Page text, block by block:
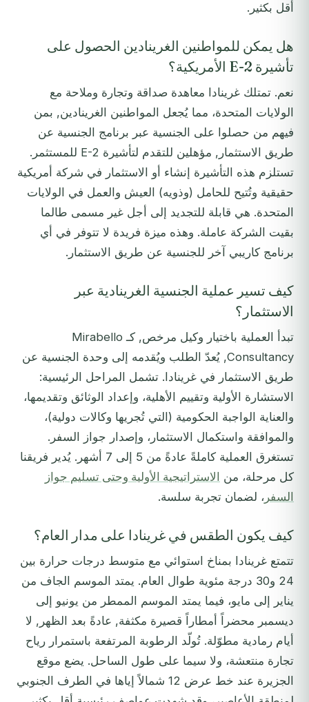
أقل بكثير.
هل يمكن للمواطنين الغرينادين الحصول على
تأشيرة E-2 الأمريكية؟
نعم. تمتلك غرينادا معاهدة صداقة وتجارة وملاحة مع
الولايات المتحدة، مما يُجعل المواطنين الغرينادين, بمن
فيهم من حصلوا على الجنسية عبر برنامج الجنسية عن
طريق الاستثمار, مؤهلين للتقدم لتأشيرة E-2 للمستثمر.
تستلزم هذه التأشيرة إنشاء أو الاستثمار في شركة أمريكية
حقيقية وتُتيح للحامل (وذويه) العيش والعمل في الولايات
المتحدة. هي قابلة للتجديد إلى أجل غير مسمى طالما
بقيت الشركة عاملة. وهذه ميزة فريدة لا تتوفر في أي
برنامج كاريبي آخر للجنسية عن طريق الاستثمار.
كيف تسير عملية الجنسية الغرينادية عبر
الاستثمار؟
تبدأ العملية باختيار وكيل مرخص, كـ Mirabello
Consultancy, يُعدّ الطلب ويُقدمه إلى وحدة الجنسية عن
طريق الاستثمار في غرينادا. تشمل المراحل الرئيسية:
الاستشارة الأولية وتقييم الأهلية، وإعداد الوثائق وتقديمها،
والعناية الواجبة الحكومية (التي تُجريها وكالات دولية)،
والموافقة واستكمال الاستثمار، وإصدار جواز السفر.
تستغرق العملية كاملةً عادةً من 5 إلى 7 أشهر. يُدير فريقنا
كل مرحلة، من
الاستراتيجية الأولية وحتى تسليم جواز
السفر ، لضمان تجربة سلسة.
كيف يكون الطقس في غرينادا على مدار العام؟
تتمتع غرينادا بمناخ استوائي مع متوسط درجات حرارة بين
24 و30 درجة مئوية طوال العام. يمتد الموسم الجاف من
يناير إلى مايو، فيما يمتد الموسم الممطر من يونيو إلى
ديسمبر محضراً أمطاراً قصيرة مكثفة, عادةً بعد الظهر, لا
أيام رمادية مطوّلة. تُولّد الرطوبة المرتفعة باستمرار رياح
تجارة منتعشة، ولا سيما على طول الساحل. يضع موقع
الجزيرة عند خط عرض 12 شمالاً إياها في الطرف الجنوبي